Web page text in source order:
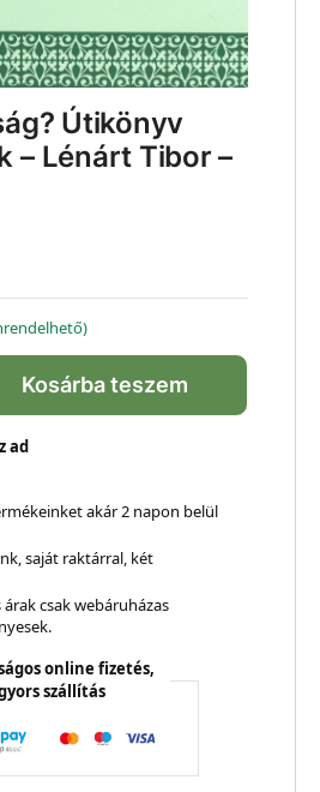
Útikönyv
– Lénárt Tibor –
Kosárba teszem
ad
akár 2 napon belül
saját raktárral, két
csak webáruházas
online fizetés,
szállítás